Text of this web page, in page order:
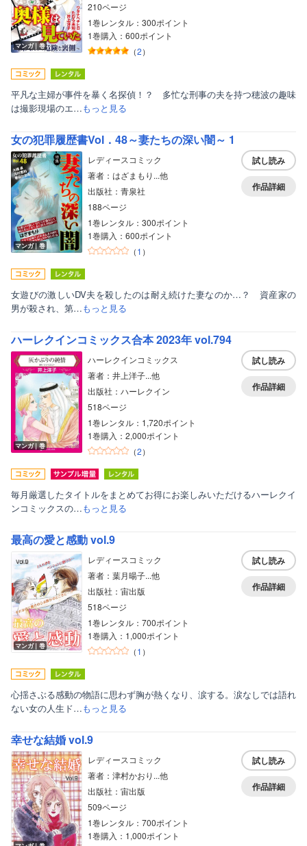
マンガ｜巻
210ページ
1巻レンタル：300ポイント
1巻購入：600ポイント
（2）
平凡な主婦が事件を暴く名探偵！？ 多忙な刑事の夫を持つ穂波の趣味
は撮影現場のエ…もっと見る
女の犯罪履歴書Vol．48～妻たちの深い闇～ 1
マンガ｜巻
レディースコミック
著者：はざまもり...他
出版社：青泉社
188ページ
1巻レンタル：300ポイント
1巻購入：600ポイント
（1 ）
試し読み
作品詳細
女遊びの激しいDV夫を殺したのは耐え続けた妻なのか…？ 資産家の
男が殺され、第…もっと見る
ハーレクインコミックス合本 2023年 vol.794
マンガ｜巻
ハーレクインコミックス
著者：井上洋子...他
出版社：ハーレクイン
518ページ
1巻レンタル：1,720ポイント
1巻購入：2,000ポイント
（2）
試し読み
作品詳細
毎月厳選したタイトルをまとめてお得にお楽しみいただけるハーレクイ
ンコミックスの…もっと見る
最高の愛と感動 vol.9
マンガ｜巻
レディースコミック
著者：葉月暘子...他
出版社：宙出版
518ページ
1巻レンタル：700ポイント
1巻購入：1,000ポイント
（1 ）
試し読み
作品詳細
心揺さぶる感動の物語に思わず胸が熱くなり、涙する。涙なしでは語れ
ない女の人生ド…もっと見る
幸せな結婚 vol.9
レディースコミック
著者：津村かおり...他
出版社：宙出版
509ページ
1巻レンタル：700ポイント
1巻購入：1,000ポイント
試し読み
作品詳細